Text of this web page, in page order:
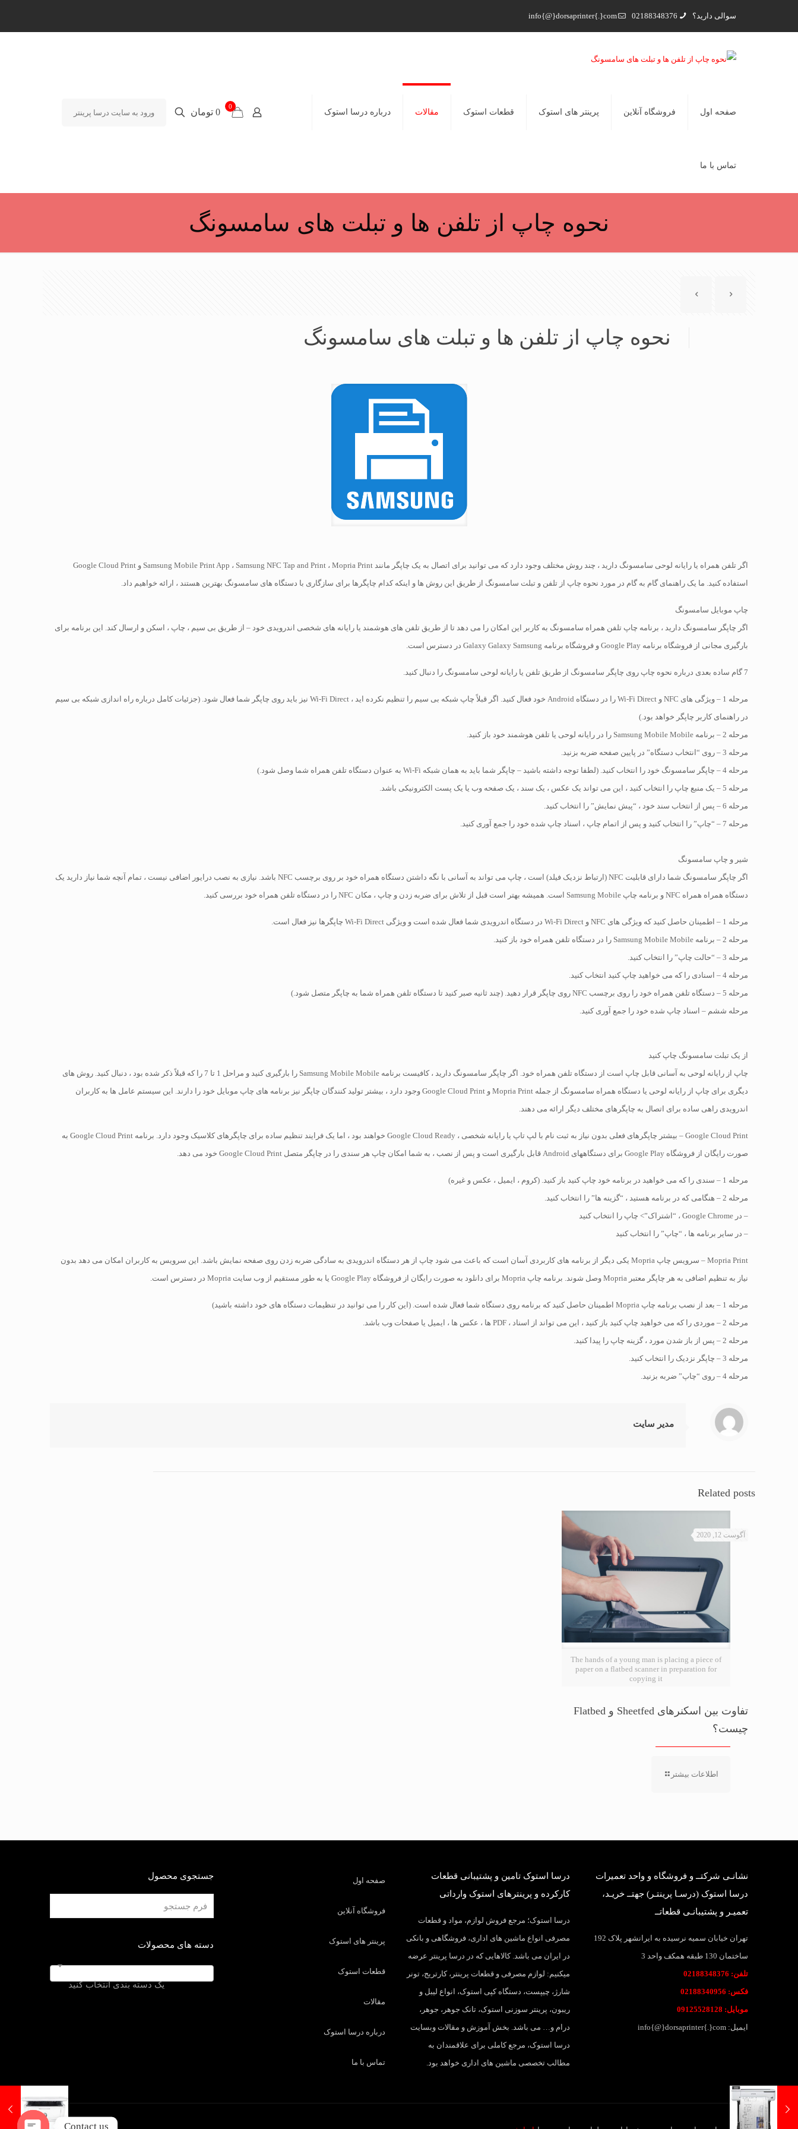
سوالی دارید؟ 02188348376
info{@}dorsaprinter{.}com
صفحه اول فروشگاه آنلاین پرینتر های استوک قطعات استوک مقالات درباره درسا استوک
تماس با ما
0
0 تومان ورود به سایت درسا پرینتر
نحوه چاپ از تلفن ها و تبلت های سامسونگ
نحوه چاپ از تلفن ها و تبلت های سامسونگ
اگر تلفن همراه یا رایانه لوحی سامسونگ دارید ، چند روش مختلف وجود دارد که می توانید برای اتصال به یک چاپگر مانند Samsung Mobile Print App ، Samsung NFC Tap and Print ، Mopria Print و Google Cloud Print
استفاده کنید. ما یک راهنمای گام به گام در مورد نحوه چاپ از تلفن و تبلت سامسونگ از طریق این روش ها و اینکه کدام چاپگرها برای سازگاری با دستگاه های سامسونگ بهترین هستند ، ارائه خواهیم داد.
چاپ موبایل سامسونگ
اگر چاپگر سامسونگ دارید ، برنامه چاپ تلفن همراه سامسونگ به کاربر این امکان را می دهد تا از طریق تلفن های هوشمند یا رایانه های شخصی اندرویدی خود – از طریق بی سیم ، چاپ ، اسکن و ارسال کند. این برنامه برای
بارگیری مجانی از فروشگاه برنامه Google Play و فروشگاه برنامه Galaxy Galaxy Samsung در دسترس است.
7 گام ساده بعدی درباره نحوه چاپ روی چاپگر سامسونگ از طریق تلفن یا رایانه لوحی سامسونگ را دنبال کنید.
مرحله 1 – ویژگی های NFC و Wi-Fi Direct را در دستگاه Android خود فعال کنید. اگر قبلاً چاپ شبکه بی سیم را تنظیم نکرده اید ، Wi-Fi Direct نیز باید روی چاپگر شما فعال شود. (جزئیات کامل درباره راه اندازی شبکه بی سیم
در راهنمای کاربر چاپگر خواهد بود.)
مرحله 2 – برنامه Samsung Mobile Mobile را در رایانه لوحی یا تلفن هوشمند خود باز کنید.
مرحله 3 – روی “انتخاب دستگاه” در پایین صفحه ضربه بزنید.
مرحله 4 – چاپگر سامسونگ خود را انتخاب کنید. (لطفا توجه داشته باشید – چاپگر شما باید به همان شبکه Wi-Fi به عنوان دستگاه تلفن همراه شما وصل شود.)
مرحله 5 – یک منبع چاپ را انتخاب کنید ، این می تواند یک عکس ، یک سند ، یک صفحه وب یا یک پست الکترونیکی باشد.
مرحله 6 – پس از انتخاب سند خود ، “پیش نمایش” را انتخاب کنید.
مرحله 7 – “چاپ” را انتخاب کنید و پس از اتمام چاپ ، اسناد چاپ شده خود را جمع آوری کنید.
شیر و چاپ سامسونگ
اگر چاپگر سامسونگ شما دارای قابلیت NFC (ارتباط نزدیک فیلد) است ، چاپ می تواند به آسانی با نگه داشتن دستگاه همراه خود بر روی برچسب NFC باشد. نیازی به نصب درایور اضافی نیست ، تمام آنچه شما نیاز دارید یک
دستگاه همراه همراه NFC و برنامه چاپ Samsung Mobile است. همیشه بهتر است قبل از تلاش برای ضربه زدن و چاپ ، مکان NFC را در دستگاه تلفن همراه خود بررسی کنید.
مرحله 1 – اطمینان حاصل کنید که ویژگی های NFC و Wi-Fi Direct در دستگاه اندرویدی شما فعال شده است و ویژگی Wi-Fi Direct چاپگرها نیز فعال است.
مرحله 2 – برنامه Samsung Mobile Mobile را در دستگاه تلفن همراه خود باز کنید.
مرحله 3 – “حالت چاپ” را انتخاب کنید.
مرحله 4 – اسنادی را که می خواهید چاپ کنید انتخاب کنید.
مرحله 5 – دستگاه تلفن همراه خود را روی برچسب NFC روی چاپگر قرار دهید. (چند ثانیه صبر کنید تا دستگاه تلفن همراه شما به چاپگر متصل شود.)
مرحله ششم – اسناد چاپ شده خود را جمع آوری کنید.
از یک تبلت سامسونگ چاپ کنید
چاپ از رایانه لوحی به آسانی قابل چاپ است از دستگاه تلفن همراه خود. اگر چاپگر سامسونگ دارید ، کافیست برنامه Samsung Mobile Mobile را بارگیری کنید و مراحل 1 تا 7 را که قبلاً ذکر شده بود ، دنبال کنید. روش های
دیگری برای چاپ از رایانه لوحی یا دستگاه همراه سامسونگ از جمله Mopria Print و Google Cloud Print وجود دارد ، بیشتر تولید کنندگان چاپگر نیز برنامه های چاپ موبایل خود را دارند. این سیستم عامل ها به کاربران
اندرویدی راهی ساده برای اتصال به چاپگرهای مختلف دیگر ارائه می دهند.
Google Cloud Print – بیشتر چاپگرهای فعلی بدون نیاز به ثبت نام با لپ تاپ یا رایانه شخصی ، Google Cloud Ready خواهند بود ، اما یک فرایند تنظیم ساده برای چاپگرهای کلاسیک وجود دارد. برنامه Google Cloud Print به
صورت رایگان از فروشگاه Google Play برای دستگاههای Android قابل بارگیری است و پس از نصب ، به شما امکان چاپ هر سندی را در چاپگر متصل Google Cloud Print خود می دهد.
مرحله 1 – سندی را که می خواهید در برنامه خود چاپ کنید باز کنید. (کروم ، ایمیل ، عکس و غیره)
مرحله 2 – هنگامی که در برنامه هستید ، “گزینه ها” را انتخاب کنید.
– در Google Chrome ، “اشتراک”> چاپ را انتخاب کنید
– در سایر برنامه ها ، “چاپ” را انتخاب کنید
Mopria Print – سرویس چاپ Mopria یکی دیگر از برنامه های کاربردی آسان است که باعث می شود چاپ از هر دستگاه اندرویدی به سادگی ضربه زدن روی صفحه نمایش باشد. این سرویس به کاربران امکان می دهد بدون
نیاز به تنظیم اضافی به هر چاپگر معتبر Mopria وصل شوند. برنامه چاپ Mopria برای دانلود به صورت رایگان از فروشگاه Google Play یا به طور مستقیم از وب سایت Mopria در دسترس است.
مرحله 1 – بعد از نصب برنامه چاپ Mopria اطمینان حاصل کنید که برنامه روی دستگاه شما فعال شده است. (این کار را می توانید در تنظیمات دستگاه های خود داشته باشید)
مرحله 2 – موردی را که می خواهید چاپ کنید باز کنید ، این می تواند از اسناد ، PDF ها ، عکس ها ، ایمیل یا صفحات وب باشد.
مرحله 2 – پس از باز شدن مورد ، گزینه چاپ را پیدا کنید.
مرحله 3 – چاپگر نزدیک را انتخاب کنید.
مرحله 4 – روی “چاپ” ضربه بزنید.
مدیر سایت
Related posts
The hands of a young man is placing a piece of
paper on a flatbed scanner in preparation for
copying it
آگوست 12, 2020
تفاوت بین اسکنرهای Sheetfed و Flatbed
چیست؟
اطلاعات بیشتر
نشانـی شرکتــ و فروشگاه و واحد تعمیرات
درسا استوک (درسـا پرینتـر) جهتــ خریـد،
تعمیـر و پشتیبانـی قطعاتــ
تهران خیابان سمیه نرسیده به ایرانشهر پلاک 192
ساختمان 130 طبقه همکف واحد 3
تلفن: 02188348376
فکس: 02188340956
موبایل: 09125528128
ایمیل: info{@}dorsaprinter{.}com
درسا استوک تامین و پشتیبانی قطعات
کارکرده و پرینترهای استوک وارداتی
درسا استوک؛ مرجع فروش لوازم، مواد و قطعات
مصرفی انواع ماشین های اداری، فروشگاهی و بانکی
در ایران می باشد. کالاهایی که در درسا پرینتر عرضه
میکنیم: لوازم مصرفی و قطعات پرینتر، کارتریج، تونر
شارژ، چیپست، دستگاه کپی استوک، انواع لیبل و
ریبون، پرینتر سوزنی استوک، تانک جوهر، جوهر،
درام و… می باشد. بخش آموزش و مقالات وبسایت
درسا استوک، مرجع کاملی برای علاقمندان به
مطالب تخصصی ماشین های اداری خواهد بود.
صفحه اول
فروشگاه آنلاین
پرینتر های استوک
قطعات استوک
مقالات
درباره درسا استوک
تماس با ما
جستجوی محصول
دسته های محصولات
یک دسته بندی انتخاب کنید
Contact us